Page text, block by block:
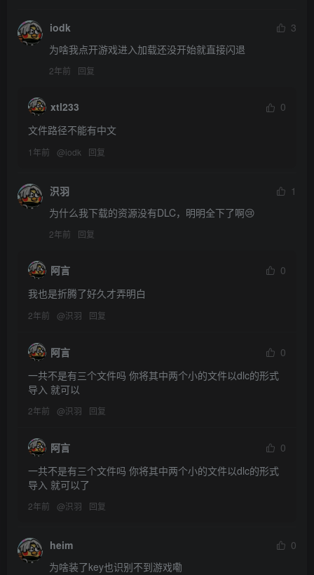
iodk
3
为啥我点开游戏进入加载还没开始就直接闪退
2年前 回复
xtl233
0
文件路径不能有中文
1年前 @iodk 回复
𣲵羽
1
为什么我下载的资源没有DLC，明明全下了啊😢
2年前 回复
阿言
0
我也是折腾了好久才弄明白
2年前 @𣲵羽 回复
阿言
0
一共不是有三个文件吗 你将其中两个小的文件以dlc的形式
导入 就可以
2年前 @𣲵羽 回复
阿言
0
一共不是有三个文件吗 你将其中两个小的文件以dlc的形式
导入 就可以了
2年前 @𣲵羽 回复
heim
0
为啥装了key也识别不到游戏嘞